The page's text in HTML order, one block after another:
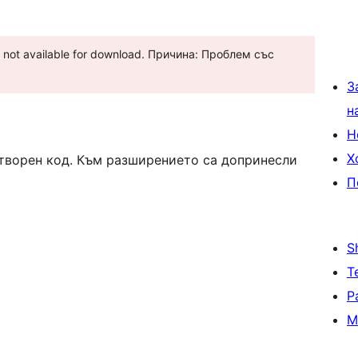
available for download. Причина: Проблем със
код. Към разширението са допринесли